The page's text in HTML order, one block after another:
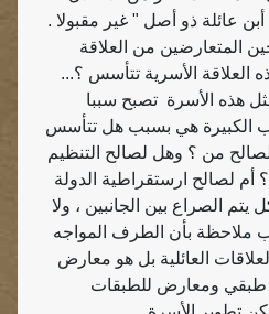
عائلة ذو أصل " غير مقبولا .
المتعارضين من العلاقة
العلاقة الأسرية تتأسس ؟...
هذه الأسرة تصبح سببا
الكبيرة هي بسبب هل تتأسس
من ؟ وهل لصالح التنظيم
لصالح ارستقراطية الدولة
الصراع بين الجانبين ، ولا
ملاحظة بأن الطرف المواجه
العائلية بل هو معارض
طبقي ومعارض للطبقات